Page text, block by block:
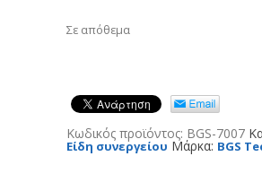
Σε απόθεμα
Κωδικός προϊόντος: BGS-7007
Είδη συνεργείου Μάρκα: BGS